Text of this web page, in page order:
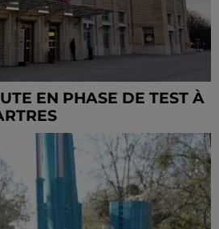
EN PHASE DE TEST À